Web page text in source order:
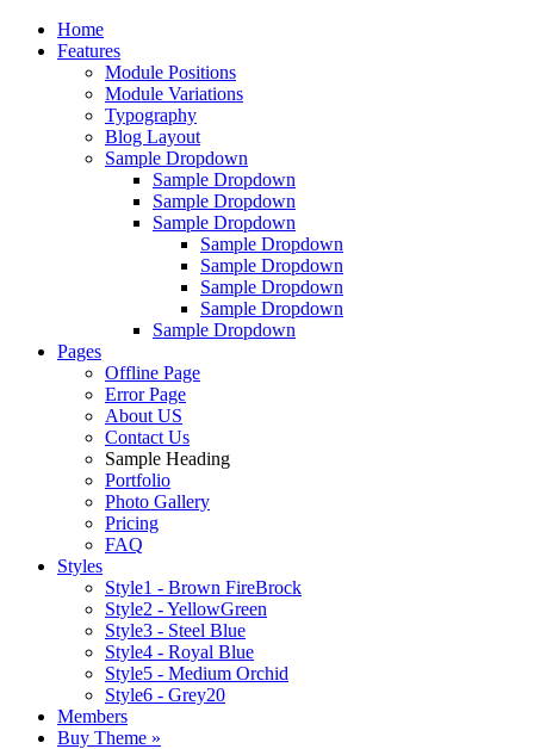
Home
Features
Module Positions
Module Variations
Typography
Blog Layout
Sample Dropdown
Sample Dropdown
Sample Dropdown
Sample Dropdown
Sample Dropdown
Sample Dropdown
Sample Dropdown
Sample Dropdown
Sample Dropdown
Pages
Offline Page
Error Page
About US
Contact Us
Sample Heading
Portfolio
Photo Gallery
Pricing
FAQ
Styles
Style1 - Brown FireBrock
Style2 - YellowGreen
Style3 - Steel Blue
Style4 - Royal Blue
Style5 - Medium Orchid
Style6 - Grey20
Members
Buy Theme »